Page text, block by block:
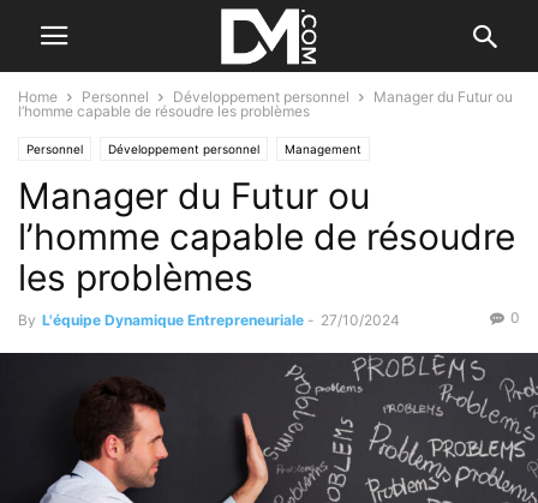
Home Personnel Développement personnel
Manager du Futur ou
l’homme capable de résoudre les problèmes
Personnel Développement personnel Management
Les qualités de l'entrepreneur
Manager du Futur ou
l’homme capable de résoudre
les problèmes
By L'équipe Dynamique Entrepreneuriale - 27/10/2024 0